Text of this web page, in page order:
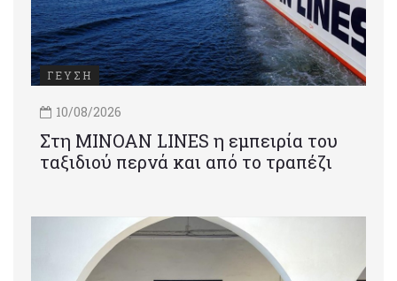
ΓΕΥΣΗ
10/08/2026
Στη MINOAN LINES η εμπειρία του
ταξιδιού περνά και από το τραπέζι